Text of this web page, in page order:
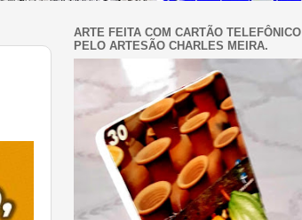
ARTE FEITA COM CARTÃO TELEFÔNICO
PELO ARTESÃO CHARLES MEIRA.